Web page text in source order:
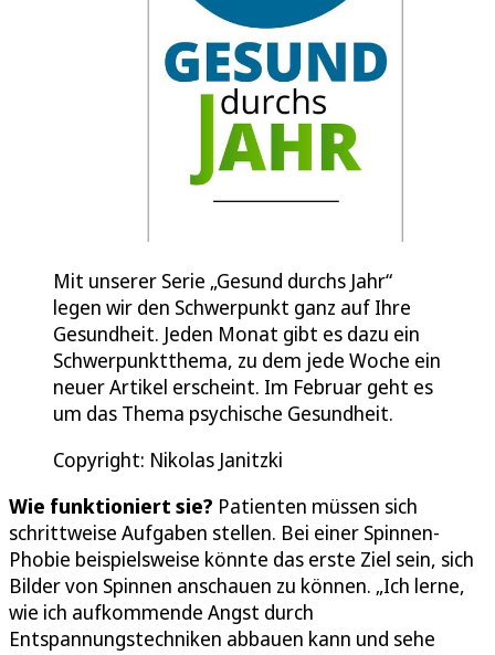
Mit unserer Serie „Gesund durchs Jahr“
legen wir den Schwerpunkt ganz auf Ihre
Gesundheit. Jeden Monat gibt es dazu ein
Schwerpunktthema, zu dem jede Woche ein
neuer Artikel erscheint. Im Februar geht es
um das Thema psychische Gesundheit.
Copyright: Nikolas Janitzki
Wie funktioniert sie? Patienten müssen sich
schrittweise Aufgaben stellen. Bei einer Spinnen-
Phobie beispielsweise könnte das erste Ziel sein, sich
Bilder von Spinnen anschauen zu können. „Ich lerne,
wie ich aufkommende Angst durch
Entspannungstechniken abbauen kann und sehe